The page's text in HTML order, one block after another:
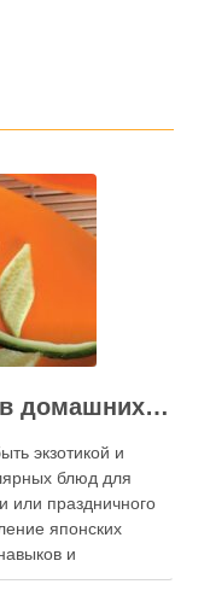
Как приготовить роллы в домашних условиях?
экзотикой и
блюд для
или праздничного
японских
и
практике сделать